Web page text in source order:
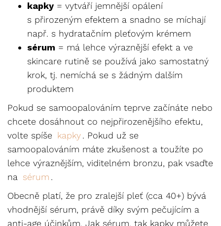
kapky = vytváří jemnější opálení
s přirozeným efektem a snadno se míchají
např. s hydratačním pleťovým krémem
sérum = má lehce výraznější efekt a ve
skincare rutině se používá jako samostatný
krok, tj. nemíchá se s žádným dalším
produktem
Pokud se samoopalováním teprve začínáte nebo
chcete dosáhnout co nejpřirozenějšího efektu,
volte spíše kapky . Pokud už se
samoopalováním máte zkušenost a toužíte po
lehce výraznějším, viditelném bronzu, pak vsaďte
na
sérum .
Obecně platí, že pro zralejší pleť (cca 40+) bývá
vhodnější sérum, právě díky svým pečujícím a
anti-age účinkům. Jak sérum, tak kapky můžete